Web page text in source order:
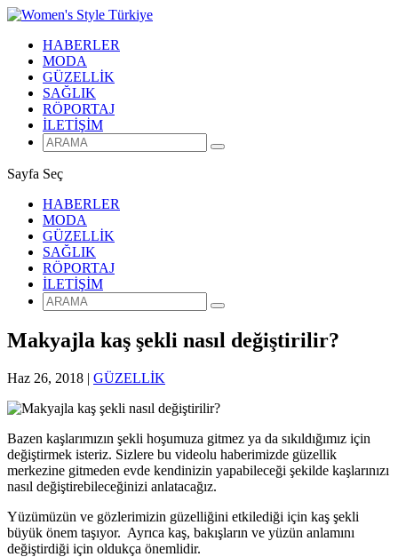
HABERLER
MODA
GÜZELLİK
SAĞLIK
RÖPORTAJ
İLETİŞİM
Sayfa Seç
HABERLER
MODA
GÜZELLİK
SAĞLIK
RÖPORTAJ
İLETİŞİM
Makyajla kaş şekli nasıl değiştirilir?
Haz 26, 2018 | GÜZELLİK
Bazen kaşlarımızın şekli hoşumuza gitmez ya da sıkıldığımız için
değiştirmek isteriz. Sizlere bu videolu haberimizde güzellik
merkezine gitmeden evde kendinizin yapabileceği şekilde kaşlarınızı
nasıl değiştirebileceğinizi anlatacağız.
Yüzümüzün ve gözlerimizin güzelliğini etkilediği için kaş şekli
büyük önem taşıyor. Ayrıca kaş, bakışların ve yüzün anlamını
değiştirdiği için oldukça önemlidir.